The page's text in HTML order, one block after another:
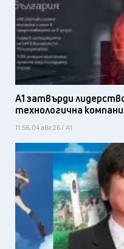
А1 затвърди
технологична
11:56, 04 авг 26 / А1